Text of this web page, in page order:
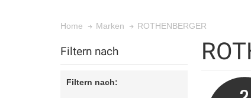
Home Marken ROTHENBERGER
Filtern nach
Filtern nach: